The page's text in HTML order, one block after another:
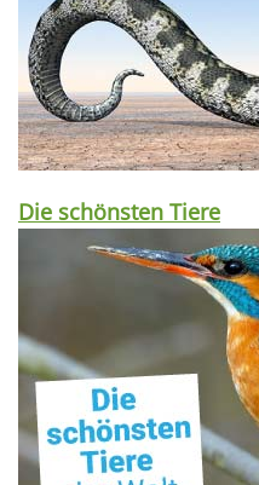
Die schönsten Tiere